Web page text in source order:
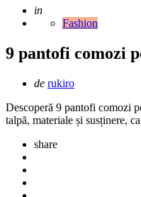
Adaugat
in
Fashion
9 pantofi comozi
Scris
de rukiro
Descoperă 9 pantofi comozi
talpă, materiale și susținere,
share